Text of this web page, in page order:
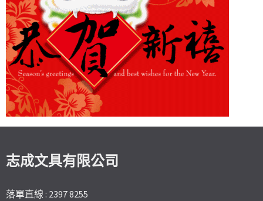
志成文具有限公司
落單直線 : 2397 8255